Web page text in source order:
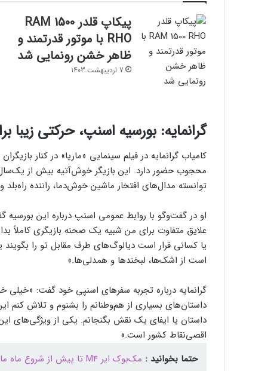
پیکاپ قلدر RAM 1500
RHO با موتور قدرتمند و
ظاهر خشن رونمایی شد
7 اردیبهشت 1403
گرانمایه: بورسیه اسنپ، حرکتی زیبا
کامیاب گرانمایه در فیلم سینمایی «ماریا» در کنار
محجوب حضور دارد. این بازیگر خوش‌آتیه بیش از یک‌سال
توانسته مدال‌های افتخار ماشین خوش‌دما، راننده
او در گفت‌وگو با روابط عمومی اسنپ درباره این
علایق متفاوت برای من شبیه یک صحنه‌ بازیگری
یا کسانی قرار است دیالوگ‌های طرف مقابل تو را
است از اشک‌ها، لبخندها و همدلی‌ها.»
گرانمایه درباره‌ تجربه‌ سفرهای اسنپی خود گفت: «خیلی
داستان‌های بسیاری از هم‌وطنانم را بشنوم و تلاش کنم
داستان یا ایفای یک نقش بگنجانم. یکی از ویژگی‌های
اقصی‌نقاط کشور است.»
حتما بخوانید : مک‌بوک ایر M4 تا پیش‌ از شروع ماه مارس معرفی می‌شود